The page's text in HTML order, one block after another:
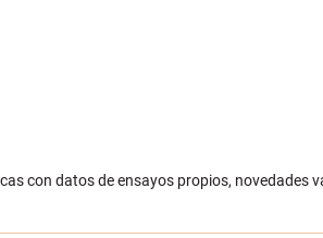
con datos de ensayos propios, novedades